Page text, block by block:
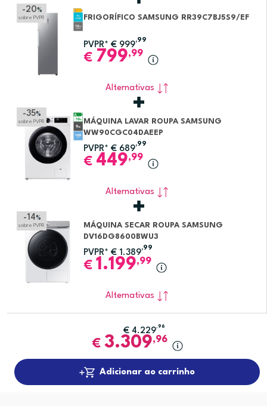
-20 %
sobre PVPR FRIGORÍFICO SAMSUNG RR39C7BJ5S9/EF
PVPR* € 999
,99
€ 799,99
Alternativas
-35%
sobre PVPR
MÁQUINA LAVAR ROUPA SAMSUNG
WW90CGC04DAEEP
PVPR* € 689
,99
€ 449,99
Alternativas
-14 %
sobre PVPR
MÁQUINA SECAR ROUPA SAMSUNG
DV16DG8600BWU3
PVPR* € 1.389
,99
€ 1.199,99
Alternativas
€ 4.229,96
€ 3.309,96
Adicionar ao carrinho